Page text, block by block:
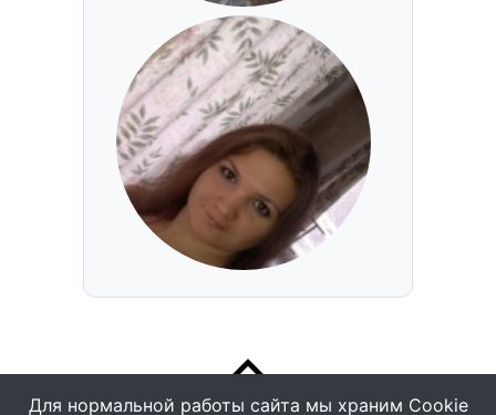
Для нормальной работы сайта мы храним Cookie